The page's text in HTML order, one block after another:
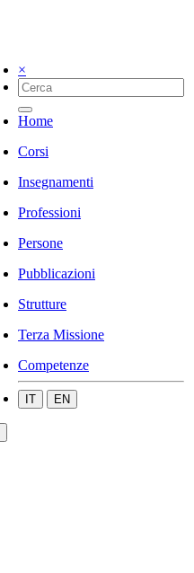
×
Home
Corsi
Insegnamenti
Professioni
Persone
Pubblicazioni
Strutture
Terza Missione
Competenze
IT EN